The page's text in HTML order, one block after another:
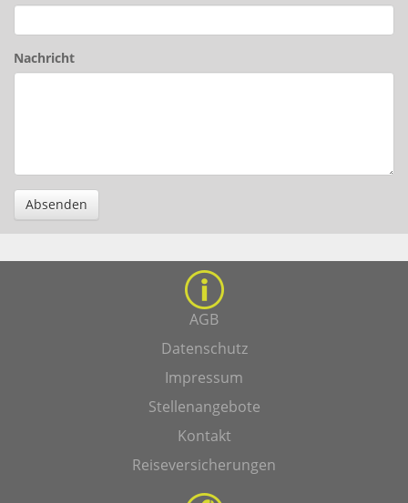
Nachricht
Absenden
AGB
Datenschutz
Impressum
Stellenangebote
Kontakt
Reiseversicherungen